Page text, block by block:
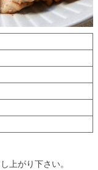
上がり下さい。